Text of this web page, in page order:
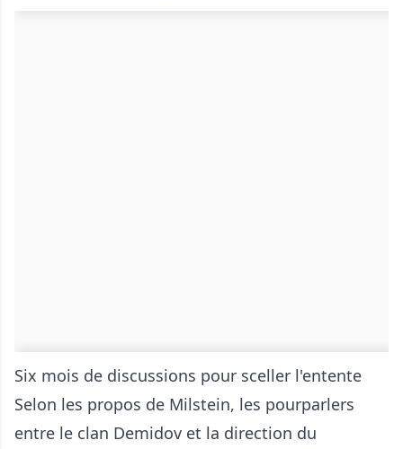
Six mois de discussions pour sceller l'entente
Selon les propos de Milstein, les pourparlers
entre le clan Demidov et la direction du